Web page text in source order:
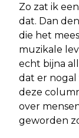
Zo zat ik
dat. Dan
die het
muzikale
echt bijna
dat er nogal
deze
over
geworden